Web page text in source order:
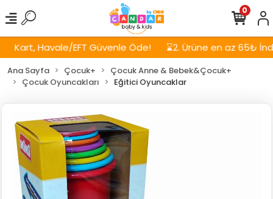
Kart, Havale/EFT Güvenle Öde! ⌛2. Ürüne en az 65₺
0
Ana Sayfa Çocuk+
Çocuk Anne & Bebek&Çocuk+
Çocuk Oyuncakları
Eğitici Oyuncaklar